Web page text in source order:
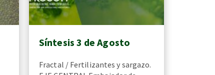
Síntesis 3 de Agosto
Fractal / Fertilizantes y sargazo.